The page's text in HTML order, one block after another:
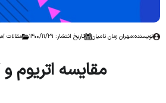
نویسنده:مهران زمان نامیان تاریخ انتشار: 1400/11/29 مقالات
مقایسه اتریوم و